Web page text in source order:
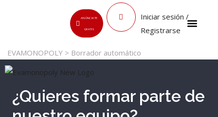
ANÚNCIATE
GRATIS
Iniciar sesión /
Registrarse
EVAMONOPOLY > Borrador automático
¿Quieres formar parte de